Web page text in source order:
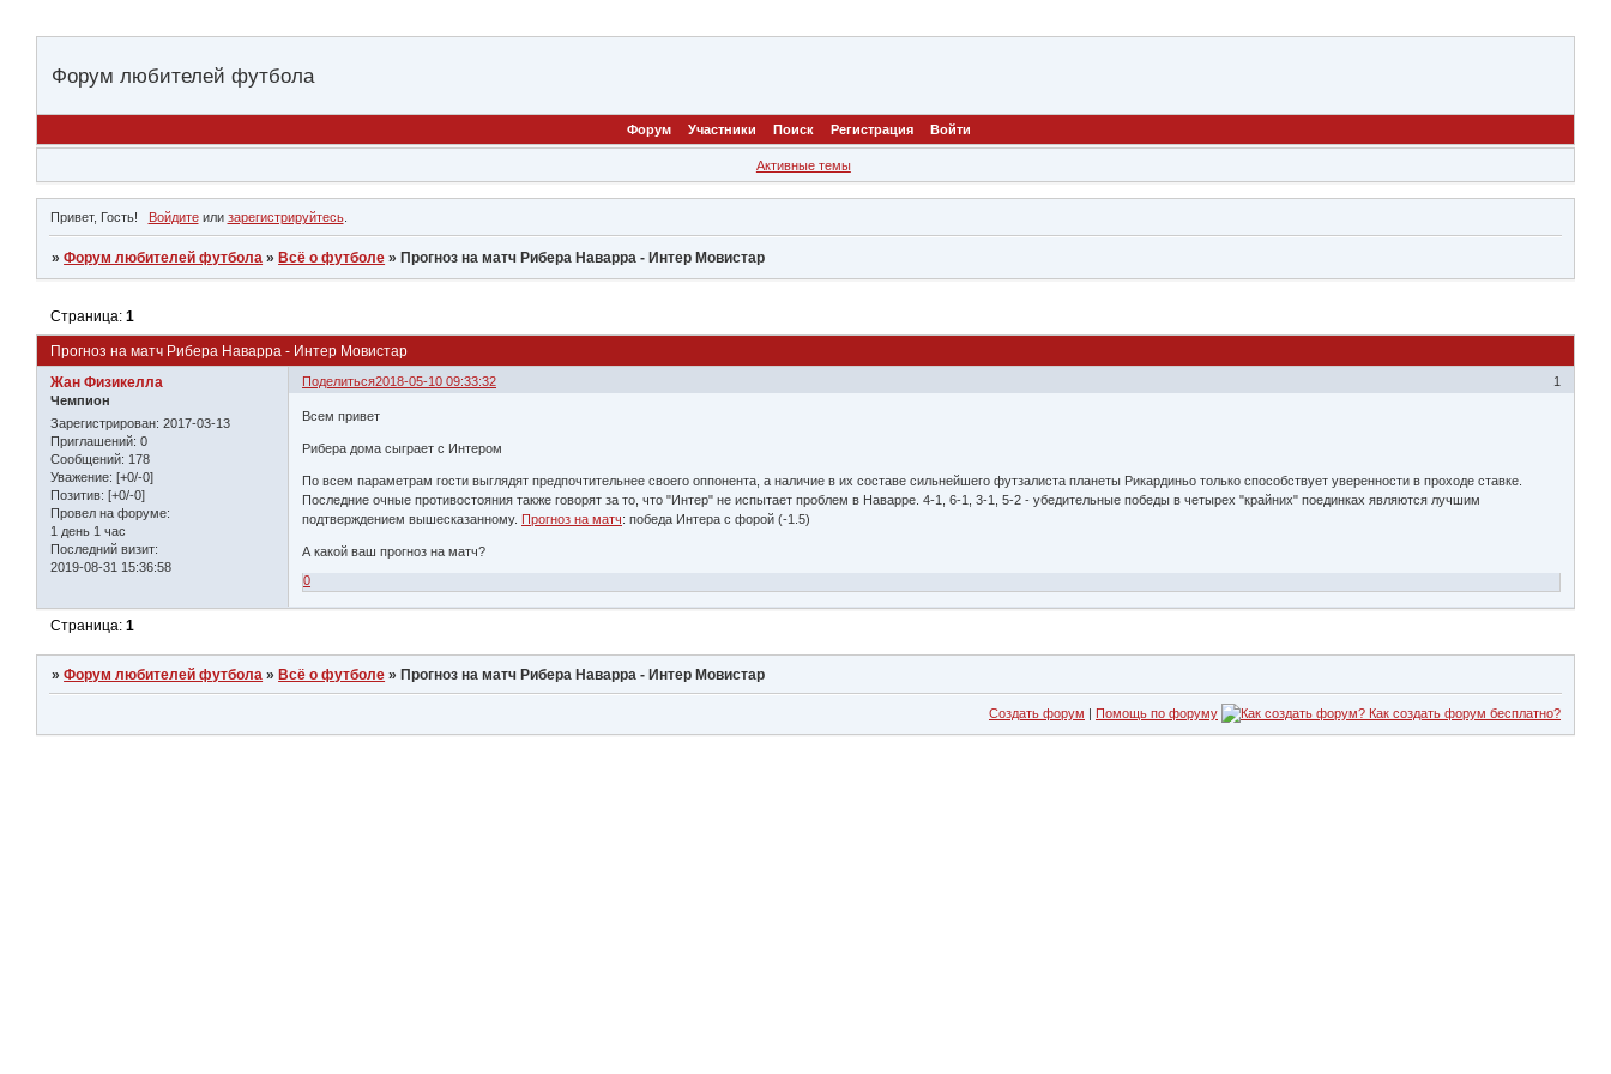
Форум любителей футбола
Форум Участники Поиск Регистрация Войти
Активные темы
Привет, Гость! Войдитеили зарегистрируйтесь.
»Форум любителей футбола » Всё о футболе » Прогноз на матч Рибера Наварра - Интер Мовистар
Прогноз на матч Рибера Наварра - Интер Мовистар
Страница:1
Поделиться 1
2018-05-10 09:33:32
Жан Физикелла
Чемпион
Зарегистрирован: 2017-03-13
Приглашений: 0
Сообщений: 178
Уважение: [+0/-0]
Позитив: [+0/-0]
Провел на форуме:
1 день 1 час
Последний визит:
2019-08-31 15:36:58
Всем привет
Рибера дома сыграет с Интером
По всем параметрам гости выглядят предпочтительнее своего оппонента, а наличие в их составе сильнейшего футзалиста планеты Рикардиньо только способствует уверенности в проходе ставке.
Последние очные противостояния также говорят за то, что "Интер" не испытает проблем в Наварре. 4-1, 6-1, 3-1, 5-2 - убедительные победы в четырех "крайних" поединках являются лучшим
подтверждением вышесказанному.Прогноз на матч: победа Интера с форой (-1.5)
А какой ваш прогноз на матч?
0
Страница:1
»Форум любителей футбола » Всё о футболе » Прогноз на матч Рибера Наварра - Интер Мовистар
Создать форум | Помощь по форуму